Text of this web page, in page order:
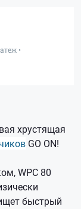
•
хрустящая
GO ON!
WPC 80
быстрый